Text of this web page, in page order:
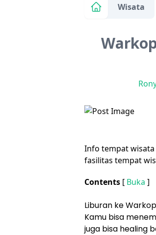
Wisata
Info tempat
fasilitas tempat
Contents [ Buka ]
Liburan ke
Kamu bisa
juga bisa healing